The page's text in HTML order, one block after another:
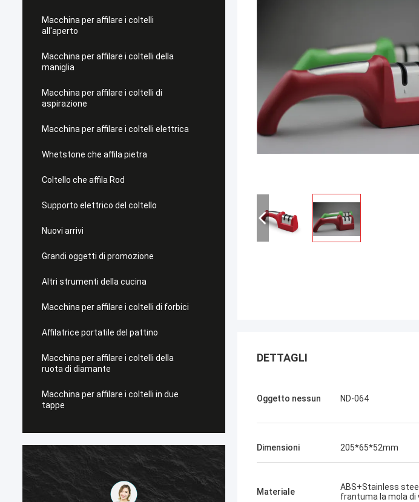
Macchina per affilare i coltelli
all'aperto
Macchina per affilare i coltelli della
maniglia
Macchina per affilare i coltelli di
aspirazione
Macchina per affilare i coltelli elettrica
Whetstone che affila pietra
Coltello che affila Rod
Supporto elettrico del coltello
Nuovi arrivi
Grandi oggetti di promozione
Altri strumenti della cucina
Macchina per affilare i coltelli di forbici
Affilatrice portatile del pattino
Macchina per affilare i coltelli della
ruota di diamante
Macchina per affilare i coltelli in due
tappe
DETTAGLI
Oggetto nessun ND-064
Dimensioni 205*65*52mm
Materiale
ABS+Stainless
frantuma la mola di